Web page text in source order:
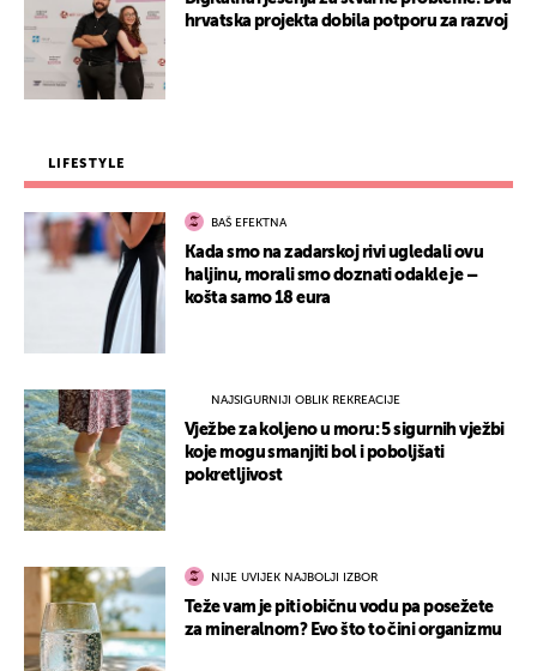
hrvatska projekta dobila potporu za razvoj
LIFESTYLE
BAŠ EFEKTNA
Kada smo na zadarskoj rivi ugledali ovu
haljinu, morali smo doznati odakle je –
košta samo 18 eura
NAJSIGURNIJI OBLIK REKREACIJE
Vježbe za koljeno u moru: 5 sigurnih vježbi
koje mogu smanjiti bol i poboljšati
pokretljivost
NIJE UVIJEK NAJBOLJI IZBOR
Teže vam je piti običnu vodu pa posežete
za mineralnom? Evo što to čini organizmu